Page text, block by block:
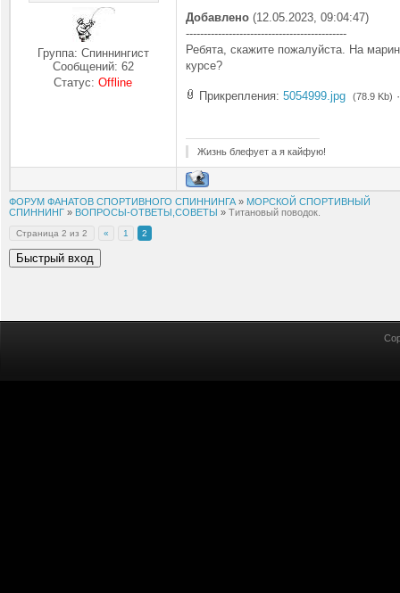
Группа: Спиннингист
Сообщений: 62
Статус:Offline
Добавлено (12.05.2023, 09:04:47)
---------------------------------------------
Ребята, скажите пожалуйста. На
курсе?
Прикрепления: 5054999.jpg (78.9 Kb)
Жизнь блефует а я кайфую!
ФОРУМ ФАНАТОВ СПОРТИВНОГО СПИННИНГА » МОРСКОЙ СПОРТИВНЫЙ
СПИННИНГ » ВОПРОСЫ-ОТВЕТЫ,СОВЕТЫ » Титановый поводок.
Страница 2 из 2 « 1 2